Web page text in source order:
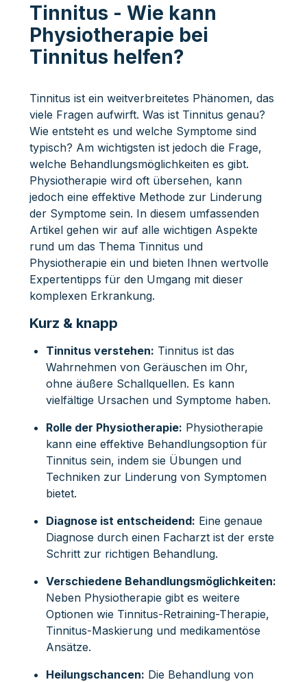
Tinnitus - Wie kann
Physiotherapie bei
Tinnitus helfen?
Tinnitus ist ein weitverbreitetes Phänomen, das
viele Fragen aufwirft. Was ist Tinnitus genau?
Wie entsteht es und welche Symptome sind
typisch? Am wichtigsten ist jedoch die Frage,
welche Behandlungsmöglichkeiten es gibt.
Physiotherapie wird oft übersehen, kann
jedoch eine effektive Methode zur Linderung
der Symptome sein. In diesem umfassenden
Artikel gehen wir auf alle wichtigen Aspekte
rund um das Thema Tinnitus und
Physiotherapie ein und bieten Ihnen wertvolle
Expertentipps für den Umgang mit dieser
komplexen Erkrankung.
Kurz & knapp
Tinnitus verstehen: Tinnitus ist das
Wahrnehmen von Geräuschen im Ohr,
ohne äußere Schallquellen. Es kann
vielfältige Ursachen und Symptome haben.
Rolle der Physiotherapie: Physiotherapie
kann eine effektive Behandlungsoption für
Tinnitus sein, indem sie Übungen und
Techniken zur Linderung von Symptomen
bietet.
Diagnose ist entscheidend: Eine genaue
Diagnose durch einen Facharzt ist der erste
Schritt zur richtigen Behandlung.
Verschiedene Behandlungsmöglichkeiten:
Neben Physiotherapie gibt es weitere
Optionen wie Tinnitus-Retraining-Therapie,
Tinnitus-Maskierung und medikamentöse
Ansätze.
Heilungschancen: Die Behandlung von